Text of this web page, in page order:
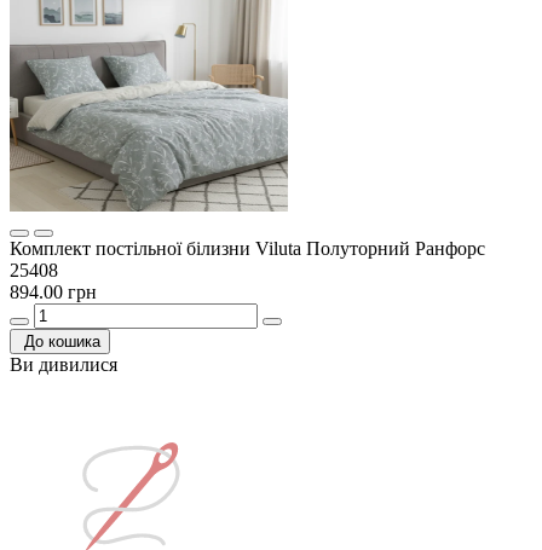
Комплект постільної білизни Viluta Полуторний Ранфорс
25408
894.00 грн
До кошика
Ви дивилися